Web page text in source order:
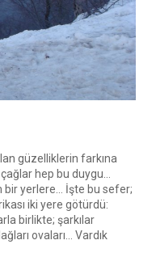
güzelliklerin farkına
hep bu duygu…
bir yerlere… İşte bu sefer;
iki yere götürdü:
birlikte; şarkılar
ovaları… Vardık